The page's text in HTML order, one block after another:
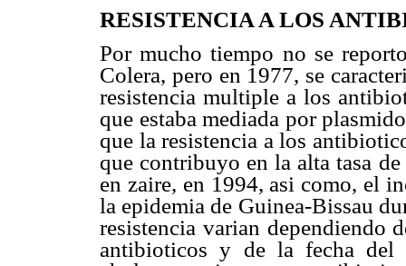
RESISTENCIA A LOS
Por mucho tiempo no se
Colera, pero en 1977, se
resistencia multiple a los
que estaba mediada por
que la resistencia a los
que contribuyo en la alta tasa
en zaire, en 1994, asi como, el
la epidemia de Guinea-Bissau
resistencia varian dependiendo
antibioticos y de la fecha del